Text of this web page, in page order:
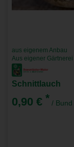
aus eigenem Anbau
Aus eigener Gärtnerei
Schnittlauch
0,90 € * / Bund